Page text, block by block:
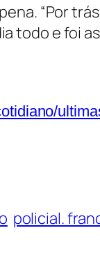
“Por
todo e foi
policial.